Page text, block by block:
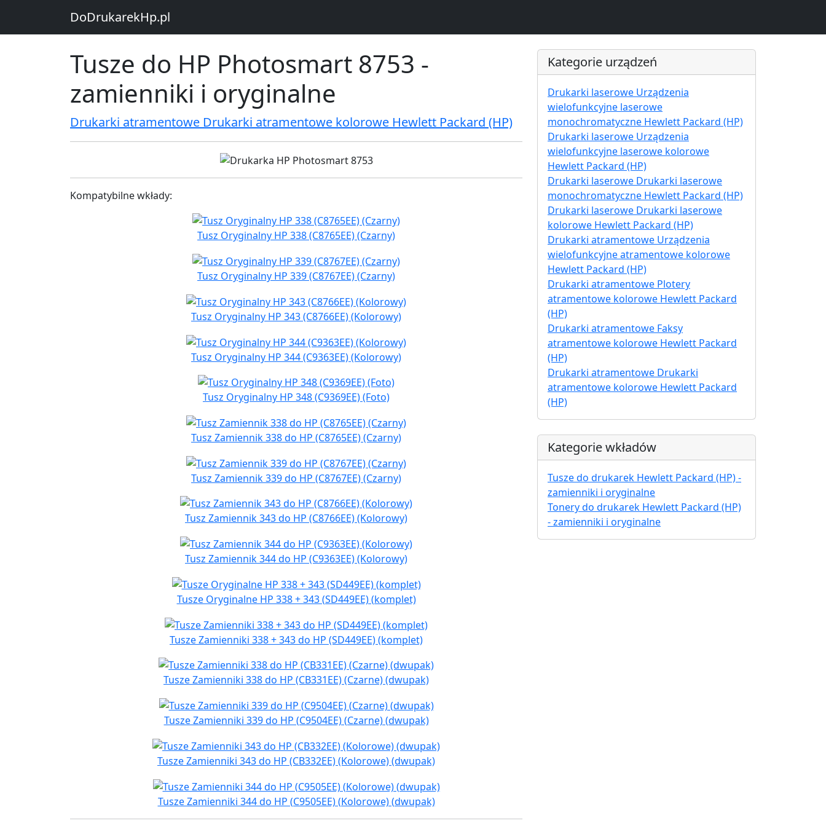
DoDrukarekHp.pl
Tusze do HP Photosmart 8753 -
zamienniki i oryginalne
Drukarki atramentowe Drukarki atramentowe kolorowe Hewlett Packard (HP)
Kompatybilne wkłady:
Tusz Oryginalny HP 338 (C8765EE) (Czarny)
Tusz Oryginalny HP 339 (C8767EE) (Czarny)
Tusz Oryginalny HP 343 (C8766EE) (Kolorowy)
Tusz Oryginalny HP 344 (C9363EE) (Kolorowy)
Tusz Oryginalny HP 348 (C9369EE) (Foto)
Tusz Zamiennik 338 do HP (C8765EE) (Czarny)
Tusz Zamiennik 339 do HP (C8767EE) (Czarny)
Tusz Zamiennik 343 do HP (C8766EE) (Kolorowy)
Tusz Zamiennik 344 do HP (C9363EE) (Kolorowy)
Tusze Oryginalne HP 338 + 343 (SD449EE) (komplet)
Tusze Zamienniki 338 + 343 do HP (SD449EE) (komplet)
Tusze Zamienniki 338 do HP (CB331EE) (Czarne) (dwupak)
Tusze Zamienniki 339 do HP (C9504EE) (Czarne) (dwupak)
Tusze Zamienniki 343 do HP (CB332EE) (Kolorowe) (dwupak)
Tusze Zamienniki 344 do HP (C9505EE) (Kolorowe) (dwupak)
Kategorie urządzeń
Drukarki laserowe Urządzenia
wielofunkcyjne laserowe
monochromatyczne Hewlett Packard (HP)
Drukarki laserowe Urządzenia
wielofunkcyjne laserowe kolorowe
Hewlett Packard (HP)
Drukarki laserowe Drukarki laserowe
monochromatyczne Hewlett Packard (HP)
Drukarki laserowe Drukarki laserowe
kolorowe Hewlett Packard (HP)
Drukarki atramentowe Urządzenia
wielofunkcyjne atramentowe kolorowe
Hewlett Packard (HP)
Drukarki atramentowe Plotery
atramentowe kolorowe Hewlett Packard
(HP)
Drukarki atramentowe Faksy
atramentowe kolorowe Hewlett Packard
(HP)
Drukarki atramentowe Drukarki
atramentowe kolorowe Hewlett Packard
(HP)
Kategorie wkładów
Tusze do drukarek Hewlett Packard (HP) -
zamienniki i oryginalne
Tonery do drukarek Hewlett Packard (HP)
- zamienniki i oryginalne